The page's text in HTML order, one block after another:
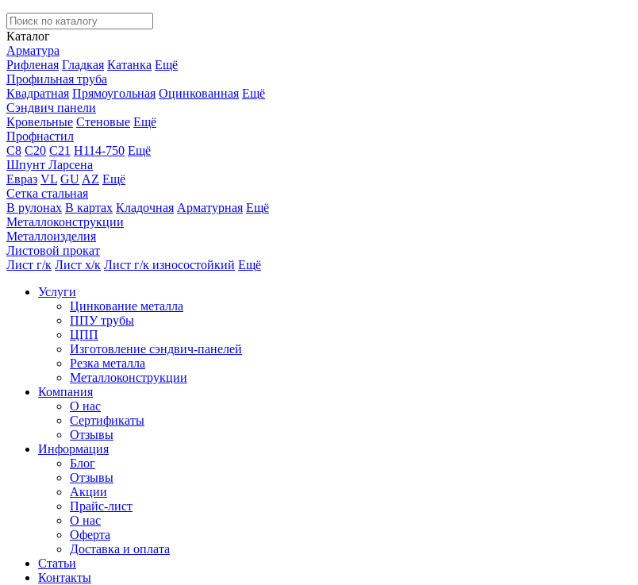
Каталог
Арматура
Рифленая Гладкая Катанка Ещё
Профильная труба
Квадратная Прямоугольная Оцинкованная Ещё
Сэндвич панели
Кровельные Стеновые Ещё
Профнастил
С8 С20 С21 Н114-750 Ещё
Шпунт Ларсена
Евраз VL GU AZ Ещё
Сетка стальная
В рулонах В картах Кладочная Арматурная Ещё
Металлоконструкции
Металлоизделия
Листовой прокат
Лист г/к Лист х/к Лист г/к износостойкий Ещё
Услуги
Цинкование металла
ППУ трубы
ЦПП
Изготовление сэндвич-панелей
Резка металла
Металлоконструкции
Компания
О нас
Сертификаты
Отзывы
Информация
Блог
Отзывы
Акции
Прайс-лист
О нас
Оферта
Доставка и оплата
Статьи
Контакты